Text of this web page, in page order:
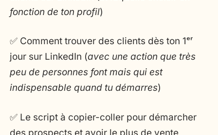
fonction de ton profil)
✅ Comment trouver des clients dès ton 1ᵉʳ
jour sur LinkedIn (avec une action que très
peu de personnes font mais qui est
indispensable quand tu démarres)
✅ Le script à copier-coller pour démarcher
des prospects et avoir le plus de vente